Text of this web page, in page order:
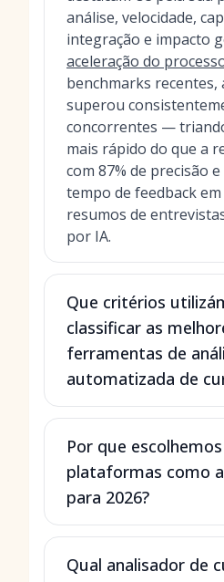
análise, velocidade,
integração e impacto
aceleração do
benchmarks recentes,
superou
concorrentes —
mais rápido do que a
com 87% de precisão
tempo de feedback em
resumos de
por IA.
Que critérios
classificar as
ferramentas de
automatizada de
Por que
plataformas como
para 2026?
Qual analisador de